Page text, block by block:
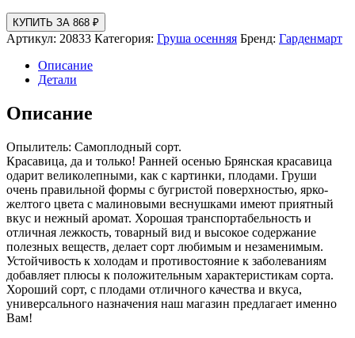
КУПИТЬ ЗА 868 ₽
Артикул: 20833 Категория: Груша осенняя Бренд: Гарденмарт
Описание
Детали
Описание
Опылитель: Самоплодный сорт.
Красавица, да и только! Ранней осенью Брянская красавица
одарит великолепными, как с картинки, плодами. Груши
очень правильной формы с бугристой поверхностью, ярко-
желтого цвета с малиновыми веснушками имеют приятный
вкус и нежный аромат. Хорошая транспортабельность и
отличная лежкость, товарный вид и высокое содержание
полезных веществ, делает сорт любимым и незаменимым.
Устойчивость к холодам и противостояние к заболеваниям
добавляет плюсы к положительным характеристикам сорта.
Хороший сорт, с плодами отличного качества и вкуса,
универсального назначения наш магазин предлагает именно
Вам!